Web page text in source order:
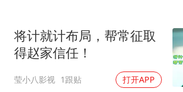
汕头市政府被约谈
将计就计布局，帮常征取
得赵家信任！
莹小八影视 1跟贴 打开APP